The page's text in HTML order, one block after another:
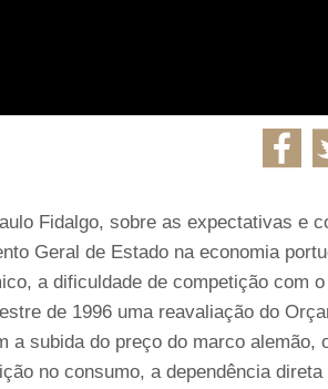
Fidalgo, sobre as expectativas e
Geral de Estado na economia
a dificuldade de competição com
de 1996 uma reavaliação do
a subida do preço do marco alemão,
no consumo, a dependência